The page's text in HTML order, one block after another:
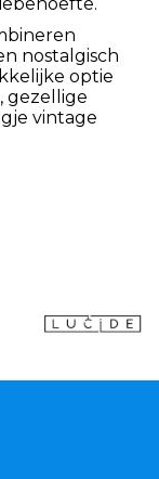
nostalgisch
optie
gezellige
vintage